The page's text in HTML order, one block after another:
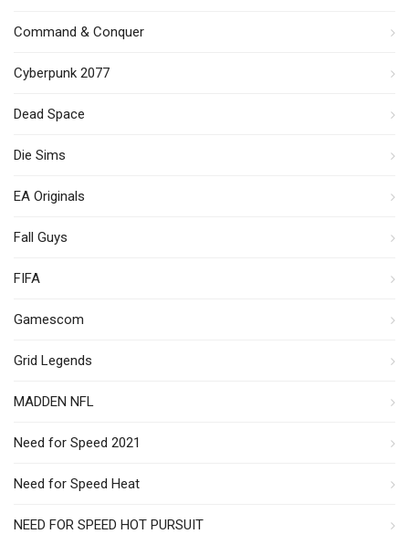
Command & Conquer
Cyberpunk 2077
Dead Space
Die Sims
EA Originals
Fall Guys
FIFA
Gamescom
Grid Legends
MADDEN NFL
Need for Speed 2021
Need for Speed Heat
NEED FOR SPEED HOT PURSUIT